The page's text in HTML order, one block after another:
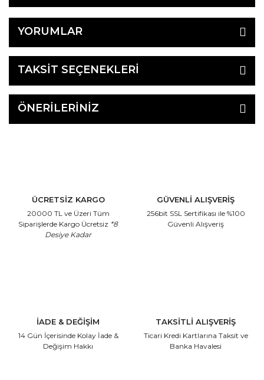
YORUMLAR
TAKSİT SEÇENEKLERİ
ÖNERİLERİNİZ
ÜCRETSİZ KARGO
20000 TL ve Üzeri Tüm
Siparişlerde Kargo Ücretsiz *8
Desiye Kadar
GÜVENLİ ALIŞVERİŞ
256bit SSL Sertifikası ile %100
Güvenli Alışveriş
İADE & DEĞİŞİM
14 Gün İçerisinde Kolay İade &
Değişim Hakkı
TAKSİTLİ ALIŞVERİŞ
Ticari Kredi Kartlarına Taksit ve
Banka Havalesi